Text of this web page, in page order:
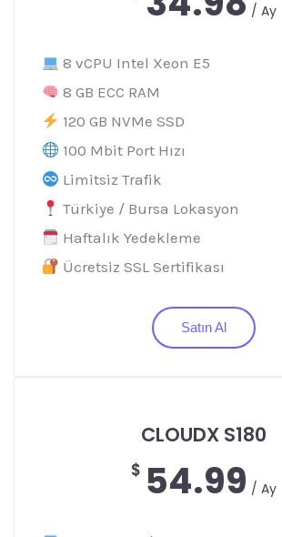
/ Ay
8 vCPU Intel Xeon E5
8 GB ECC RAM
120 GB NVMe SSD
100 Mbit Port Hızı
Limitsiz Trafik
Türkiye / Bursa Lokasyon
Haftalık Yedekleme
Ücretsiz SSL Sertifikası
Satın Al
CLOUDX S180
$ 54.99 / Ay